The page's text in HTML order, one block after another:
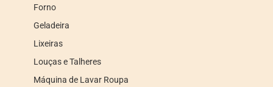
Forno
Geladeira
Lixeiras
Louças e Talheres
Máquina de Lavar Roupa